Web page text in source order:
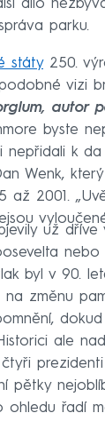
dílo
parku.
státy250.
vizi
autor
byste
nepřidali k da
Wenk,
až 2001.
už dříve
nebo
byl v 90.
na změnu
ale
čtyři
pětky
ohledu řadí